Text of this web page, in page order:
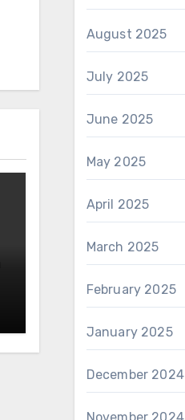
August 2025
July 2025
June 2025
May 2025
April 2025
March 2025
February 2025
January 2025
December 2024